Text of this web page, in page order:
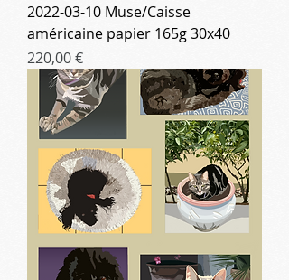
2022-03-10 Muse/Caisse
américaine papier 165g 30x40
Prix
220,00 €